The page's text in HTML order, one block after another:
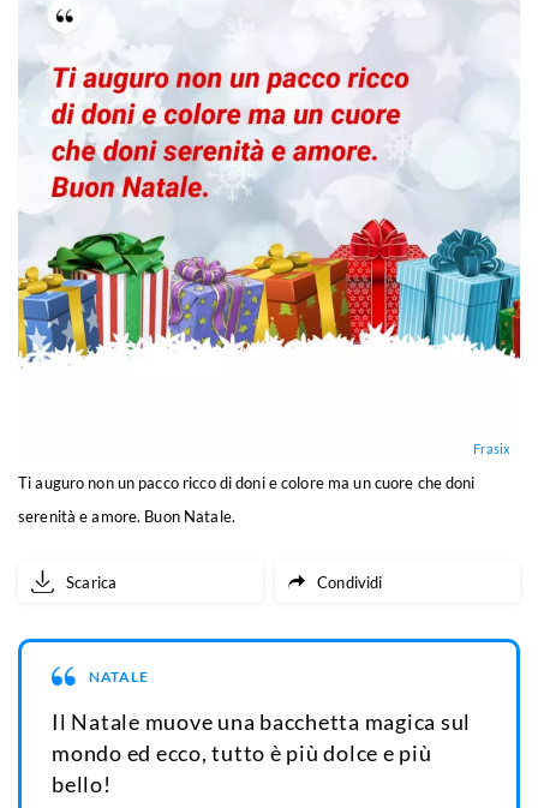
Frasix
Ti auguro non un pacco ricco di doni e colore ma un cuore che doni
serenità e amore. Buon Natale.
Scarica Condividi
NATALE
Il Natale muove una bacchetta magica sul
mondo ed ecco, tutto è più dolce e più
bello!